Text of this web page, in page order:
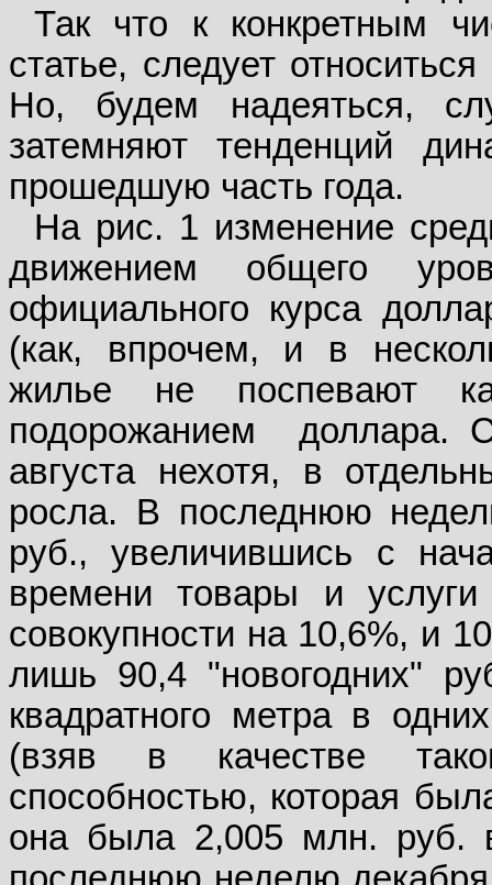
Так что к конкретным
статье, следует
Но, будем надеяться,
затемняют тенденций
прошедшую часть года.
На рис. 1 изменение
движением общего
официального курса
(как, впрочем, и в
жилье не поспевают
подорожанием
доллара.
августа нехотя, в
росла. В последнюю
руб., увеличившись с
времени товары и
совокупности на 10,6%, и
лишь 90,4 "новогодних"
квадратного метра в
(взяв в качестве
способностью, которая
она была 2,005 млн. руб.